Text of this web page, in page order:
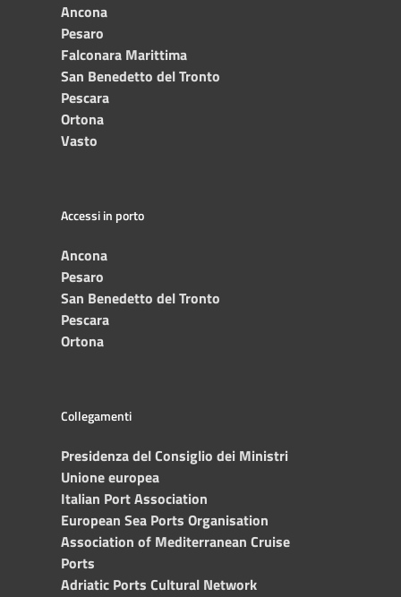
Ancona
Pesaro
Falconara Marittima
San Benedetto del Tronto
Pescara
Ortona
Vasto
Accessi in porto
Ancona
Pesaro
San Benedetto del Tronto
Pescara
Ortona
Collegamenti
Presidenza del Consiglio dei Ministri
Unione europea
Italian Port Association
European Sea Ports Organisation
Association of Mediterranean Cruise
Ports
Adriatic Ports Cultural Network